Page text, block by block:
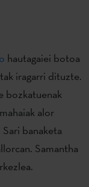
hautagaiei botoa
iragarri dituzte.
bozkatuenak
alor
banaketa
Samantha